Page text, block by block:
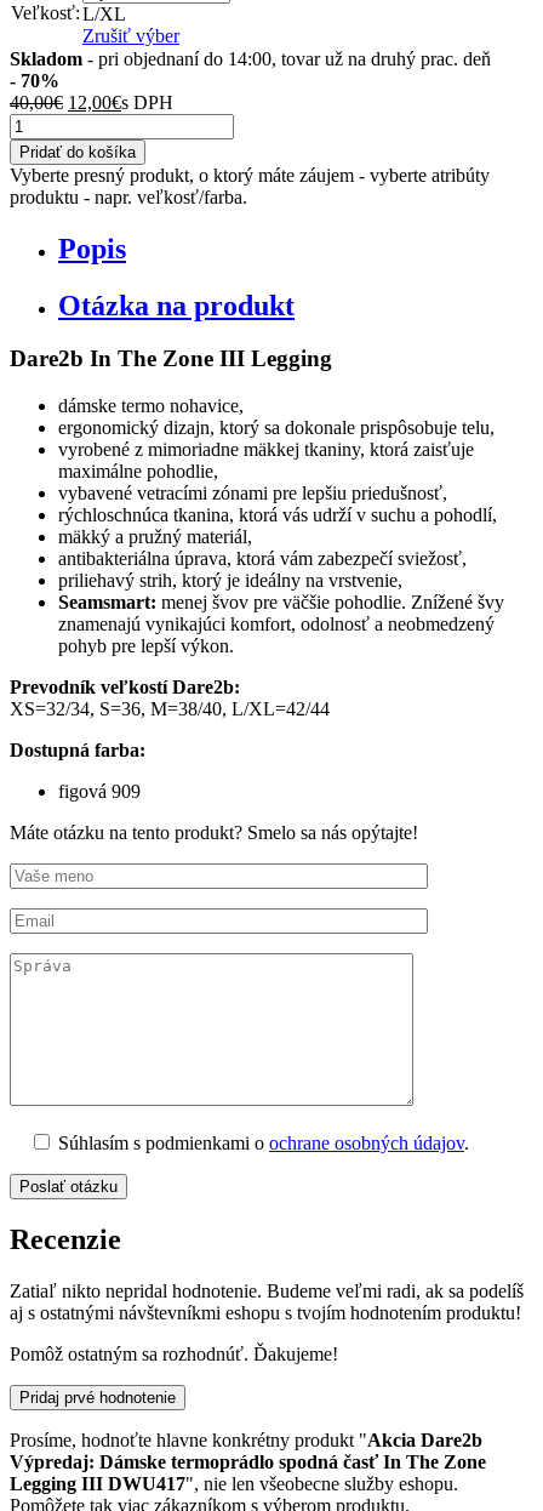
Veľkosť:L/XL
Zrušiť výber
Skladom - pri objednaní do 14:00, tovar už na druhý prac. deň
- 70%
40,00€ 12,00€s DPH
množstvo
Akcia
Dare2b
Výpredaj:
Dámske
spodná
Legging
DWU417
Pridať do košíka
Vyberte presný produkt, o ktorý máte záujem - vyberte atribúty
produktu - napr. veľkosť/farba.
Popis
Otázka na produkt
Dare2b In The Zone III Legging
dámske termo nohavice,
ergonomický dizajn, ktorý sa dokonale prispôsobuje telu,
vyrobené z mimoriadne mäkkej tkaniny, ktorá zaisťuje
maximálne pohodlie,
vybavené vetracími zónami pre lepšiu priedušnosť,
rýchloschnúca tkanina, ktorá vás udrží v suchu a pohodlí,
mäkký a pružný materiál,
antibakteriálna úprava, ktorá vám zabezpečí sviežosť,
priliehavý strih, ktorý je ideálny na vrstvenie,
Seamsmart: menej švov pre väčšie pohodlie. Znížené švy
znamenajú vynikajúci komfort, odolnosť a neobmedzený
pohyb pre lepší výkon.
Prevodník veľkostí Dare2b:
XS=32/34, S=36, M=38/40, L/XL=42/44
Dostupná farba:
figová 909
Máte otázku na tento produkt? Smelo sa nás opýtajte!
Súhlasím s podmienkami o ochrane osobných údajov.
Recenzie
Zatiaľ nikto nepridal hodnotenie. Budeme veľmi radi, ak sa podelíš
aj s ostatnými návštevníkmi eshopu s tvojím hodnotením produktu!
Pomôž ostatným sa rozhodnúť. Ďakujeme!
Pridaj prvé hodnotenie
Prosíme, hodnoťte hlavne konkrétny produkt "Akcia Dare2b
Výpredaj: Dámske termoprádlo spodná časť In The Zone
Legging III DWU417", nie len všeobecne služby eshopu.
Pomôžete tak viac zákazníkom s výberom produktu.